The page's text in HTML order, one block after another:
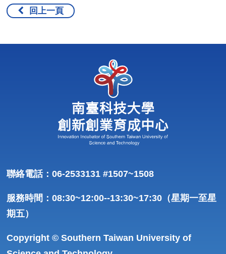
回上一頁
聯絡電話：06-2533131 #1507~1508
服務時間：08:30~12:00--13:30~17:30（星期一至星
期五）
Copyright © Southern Taiwan University of